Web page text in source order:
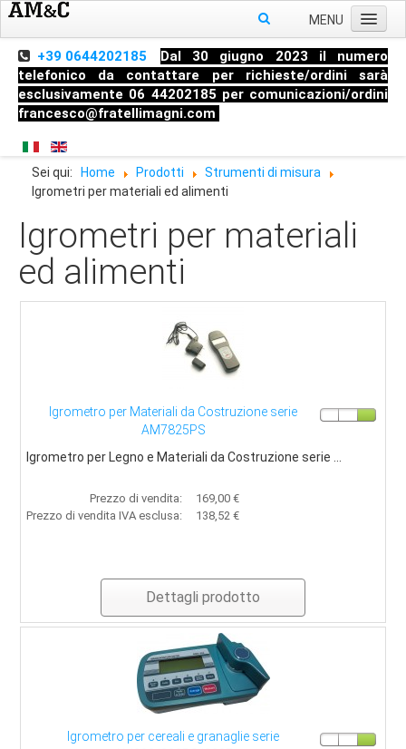
MENU
Home
Chi siamo
Prodotti
Pressione
Temperatura
Strumenti di misura
Raccorderia industriale
Blog
Strumenti di misura
Contatti
+39 0644202185
Dal 30 giugno 2023 il numero
telefonico da contattare per richieste/ordini sarà
esclusivamente 06 44202185 per comunicazioni/ordini
francesco@fratellimagni.com
Sei qui: Home Prodotti
Strumenti di misura
Igrometri per materiali ed alimenti
Igrometri per materiali
ed alimenti
Igrometro per Materiali da Costruzione serie
AM7825PS
Igrometro per Legno e Materiali da Costruzione serie ...
Prezzo di vendita:
169,00 €
Prezzo di vendita IVA esclusa:
138,52 €
Dettagli prodotto
Igrometro per cereali e granaglie serie